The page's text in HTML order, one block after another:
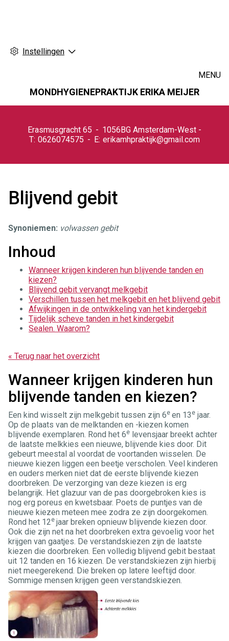
Instellingen
MONDHYGIENEPRAKTIJK ERIKA MEIJER
Hoofdmenu
MENU
Erasmusgracht65 1056BG Amsterdam-West
0626074575
erikamhpraktijk@gmail.com
Blijvend gebit
Synoniemen: volwassen gebit
Inhoud
Wanneer krijgen kinderen hun blijvende tanden en
kiezen?
Blijvend gebit vervangt melkgebit
Verschillen tussen het melkgebit en het blijvend gebit
Afwijkingen in de ontwikkeling van het kindergebit
Tijdelijk scheve tanden in het kindergebit
Sealen. Waarom?
« Terug naar het overzicht
Wanneer krijgen kinderen hun
blijvende tanden en kiezen?
Een kind wisselt zijn melkgebit tussen zijn 6e en 13 e jaar.
Op de plaats van de melktanden en -kiezen komen
blijvende exemplaren. Rond het 6e levensjaar breekt achter
de laatste melkkies een nieuwe, blijvende kies door. Dit
gebeurt meestal al voordat de voortanden wisselen. De
nieuwe kiezen liggen een beetje verscholen. Veel kinderen
en ouders merken niet dat de eerste blijvende kiezen
doorbreken. De verzorging van deze kiezen is erg
belangrijk. Het glazuur van de pas doorgebroken kies is
nog erg poreus en kwetsbaar. Poets de puntjes van de
nieuwe kiezen meteen mee zodra ze zijn doorgekomen.
Rond het 12e jaar breken opnieuw blijvende kiezen door.
Ook die zijn net na het doorbreken extra gevoelig voor het
krijgen van gaatjes. De verstandskiezen zijn de laatste
kiezen die doorbreken. Een volledig blijvend gebit bestaat
uit 12 tanden en 16 kiezen. De verstandskiezen zijn hierbij
niet meegerekend. Die breken op latere leeftijd door.
Sommige mensen krijgen geen verstandskiezen.